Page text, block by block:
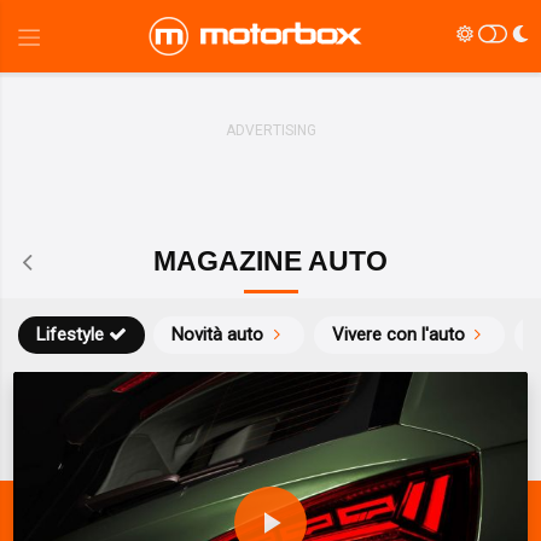
MAGAZINE AUTO
Novità auto Vivere con l'auto
Lifestyle